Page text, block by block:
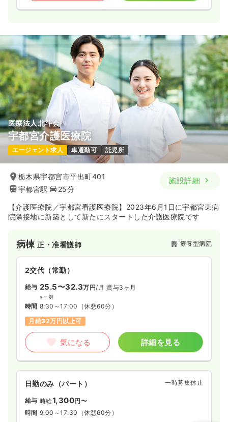
医療法人北斗会
宇都宮介護医療院
エージェント求人 車通勤可 託児所
栃木県宇都宮市平出町401
宇都宮駅
25分
施設詳細
【介護医療院／宇都宮看護医療院】2023年6月1日に宇都宮東病
院隣接地に新築として新たにスタートした介護医療院です
病棟正・准看護師 療養型病院
2交代（常勤）
給与 25.5〜32.3万円/月 賞与3ヶ月
※一例
時間 8:30～17:00 （休憩60分）
月給32万円以上可
気になる 詳細を見る
日勤のみ（パート） 一時募集休止
給与 時給1,300円〜
時間 9:00～17:30 （休憩60分）